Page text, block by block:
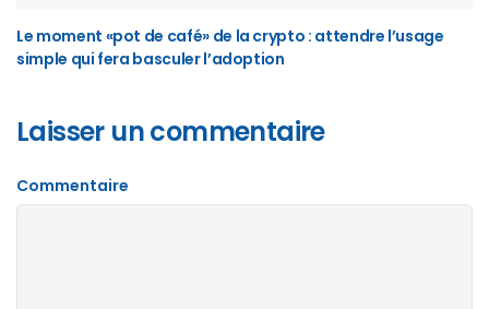
Le moment «pot de café» de la crypto : attendre l’usage
simple qui fera basculer l’adoption
Laisser un commentaire
Commentaire